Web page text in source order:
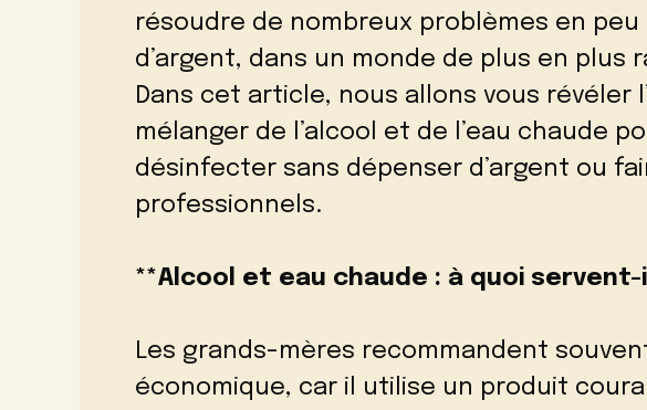
résoudre de nombreux problèmes en
d’argent, dans un monde de plus en plus
Dans cet article, nous allons vous révéler
mélanger de l’alcool et de l’eau chaude
désinfecter sans dépenser d’argent ou
professionnels.
**Alcool et eau chaude : à quoi servent-
Les grands-mères recommandent
économique, car il utilise un produit